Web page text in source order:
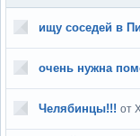
ищу соседей в
очень нужна
Челябинцы!!! от